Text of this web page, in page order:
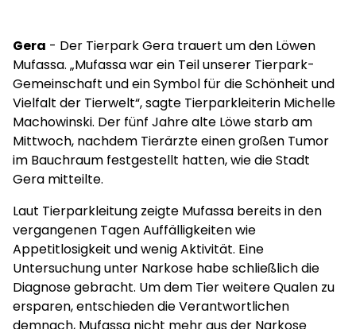
Gera - Der Tierpark Gera trauert um den Löwen
Mufassa. „Mufassa war ein Teil unserer Tierpark-
Gemeinschaft und ein Symbol für die Schönheit und
Vielfalt der Tierwelt“, sagte Tierparkleiterin Michelle
Machowinski. Der fünf Jahre alte Löwe starb am
Mittwoch, nachdem Tierärzte einen großen Tumor
im Bauchraum festgestellt hatten, wie die Stadt
Gera mitteilte.
Laut Tierparkleitung zeigte Mufassa bereits in den
vergangenen Tagen Auffälligkeiten wie
Appetitlosigkeit und wenig Aktivität. Eine
Untersuchung unter Narkose habe schließlich die
Diagnose gebracht. Um dem Tier weitere Qualen zu
ersparen, entschieden die Verantwortlichen